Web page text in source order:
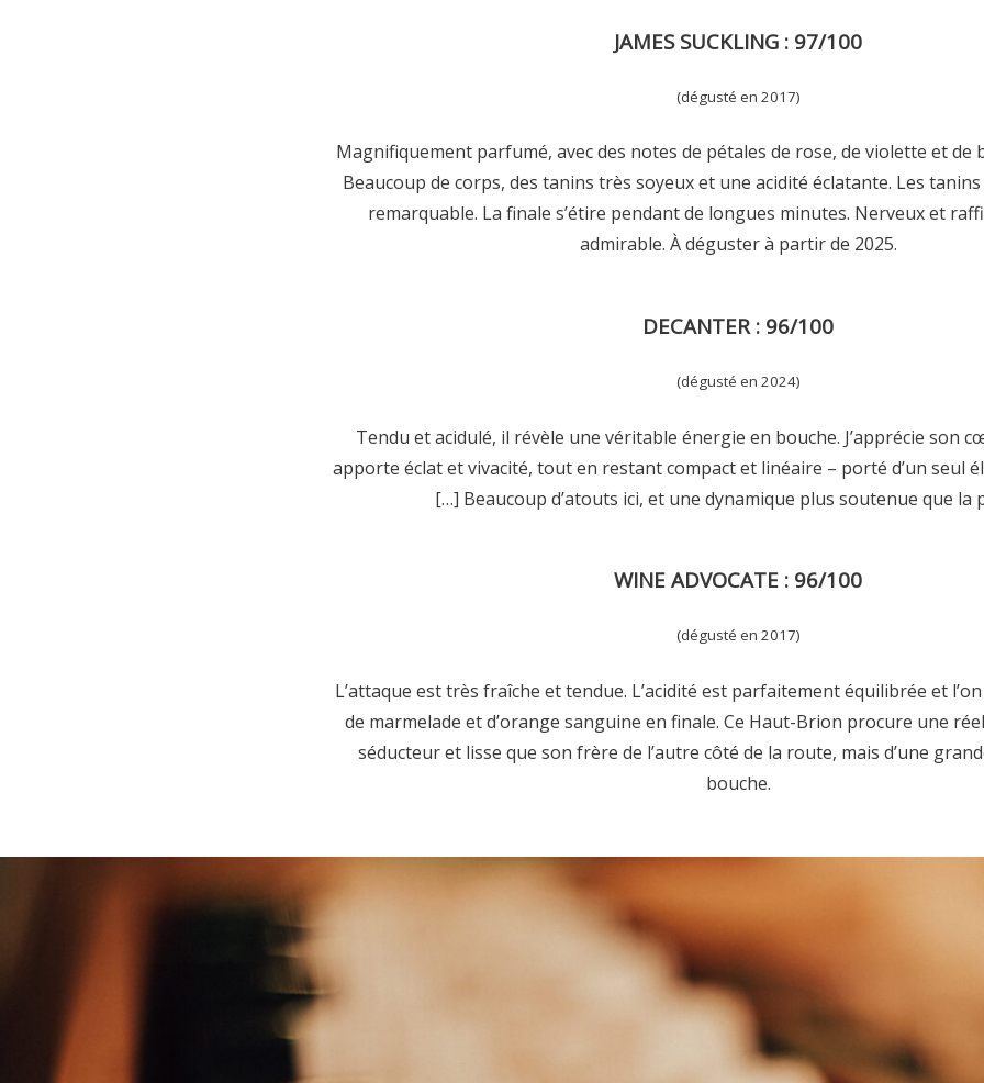
JAMES SUCKLING : 97/100
(dégusté en 2017)
Magnifiquement parfumé, avec des notes de pétales de rose, de violette et de
Beaucoup de corps, des tanins très soyeux et une acidité éclatante. Les tanins
remarquable. La finale s’étire pendant de longues minutes. Nerveux et
admirable. À déguster à partir de 2025.
DECANTER : 96/100
(dégusté en 2024)
Tendu et acidulé, il révèle une véritable énergie en bouche. J’apprécie son
apporte éclat et vivacité, tout en restant compact et linéaire – porté d’un seul
[…] Beaucoup d’atouts ici, et une dynamique plus soutenue que la
WINE ADVOCATE : 96/100
(dégusté en 2017)
L’attaque est très fraîche et tendue. L’acidité est parfaitement équilibrée et
de marmelade et d’orange sanguine en finale. Ce Haut-Brion procure une
séducteur et lisse que son frère de l’autre côté de la route, mais d’une
bouche.